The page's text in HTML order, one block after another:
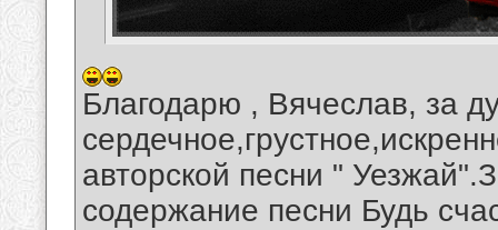
Благодарю , Вячеслав, за
авторской песни "
содержание песни Будь